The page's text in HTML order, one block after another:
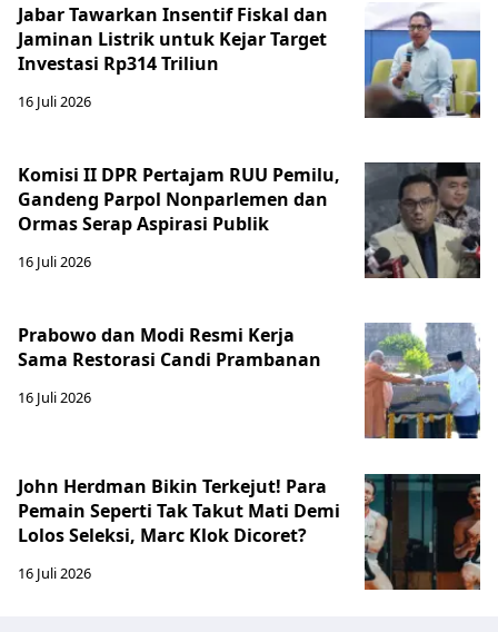
Jabar Tawarkan Insentif Fiskal dan
Jaminan Listrik untuk Kejar Target
Investasi Rp314 Triliun
16 Juli 2026
Komisi II DPR Pertajam RUU Pemilu,
Gandeng Parpol Nonparlemen dan
Ormas Serap Aspirasi Publik
16 Juli 2026
Prabowo dan Modi Resmi Kerja
Sama Restorasi Candi Prambanan
16 Juli 2026
John Herdman Bikin Terkejut! Para
Pemain Seperti Tak Takut Mati Demi
Lolos Seleksi, Marc Klok Dicoret?
16 Juli 2026